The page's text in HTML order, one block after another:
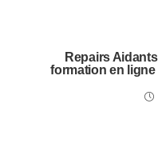
Repairs
formation en